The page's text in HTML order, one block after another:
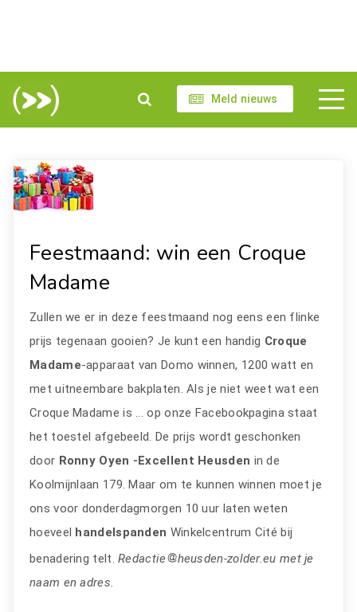
Meld nieuws
Feestmaand: win een Croque
Madame
Zullen we er in deze feestmaand nog eens een flinke
prijs tegenaan gooien? Je kunt een handig Croque
Madame-apparaat van Domo winnen, 1200 watt en
met uitneembare bakplaten. Als je niet weet wat een
Croque Madame is ... op onze Facebookpagina staat
het toestel afgebeeld. De prijs wordt geschonken
door Ronny Oyen -Excellent Heusden in de
Koolmijnlaan 179. Maar om te kunnen winnen moet je
ons voor donderdagmorgen 10 uur laten weten
hoeveel handelspanden Winkelcentrum Cité bij
benadering telt.Redactie
heusden-zolder.eu met je
naam en adres.